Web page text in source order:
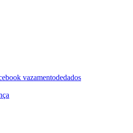
vazamentodedados